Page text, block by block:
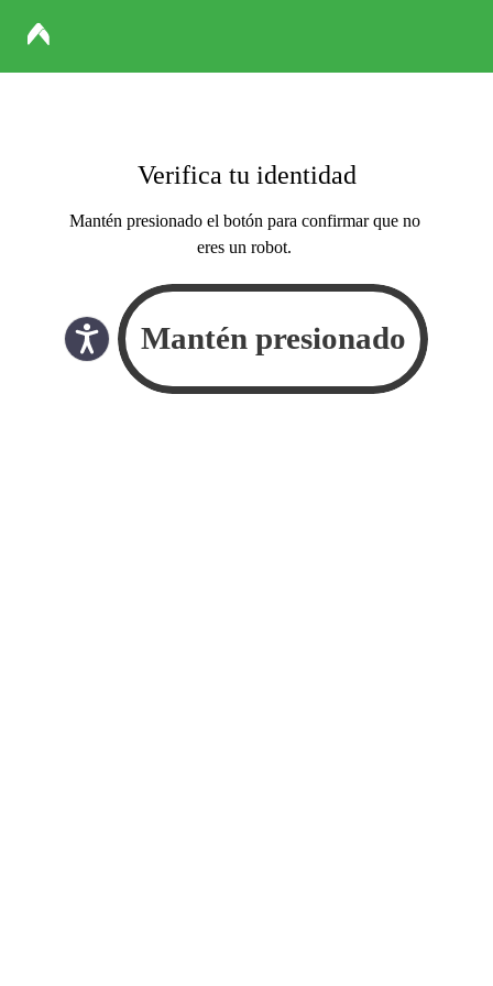
Verifica tu identidad
Mantén presionado el botón para confirmar que no
eres un robot.